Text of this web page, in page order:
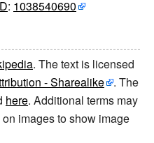
: 1038540690
. The text is licensed
- Sharealike
. The
here. Additional terms may
images to show image